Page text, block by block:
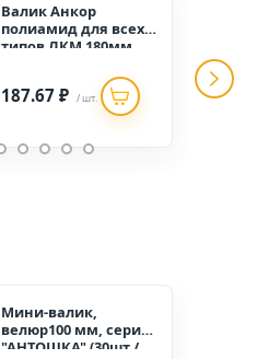
Валик Анкор
полиамид для всех
типов ЛКМ 180мм
187.67 ₽ / шт.
Мини-валик,
велюр100 мм, серия
"АНТОШКА" (30шт./